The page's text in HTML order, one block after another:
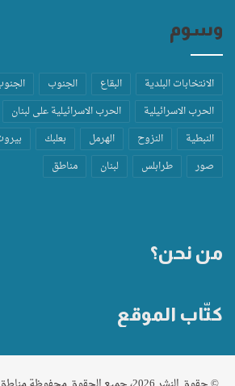
وسوم
الانتخابات البلدية البقاع الجنوب
الحرب الاسرائيلية
الحرب الاسرائيلية على لبنان
النبطية
النزوح الهرمل بعلبك
صور
طرابلس لبنان مناطق
من نحن؟
كتّاب الموقع